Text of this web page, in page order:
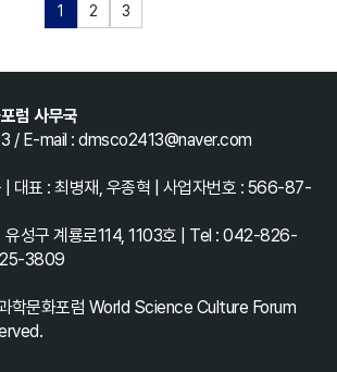
1 2 3
럼 사무국
/ E-mail : dmsco2413@naver.com
| 대표 : 최병재, 우종혁 | 사업자번호 : 566-87-
성구 계룡로114, 1103호 | Tel : 042-826-
3809
학문화포럼 World Science Culture Forum